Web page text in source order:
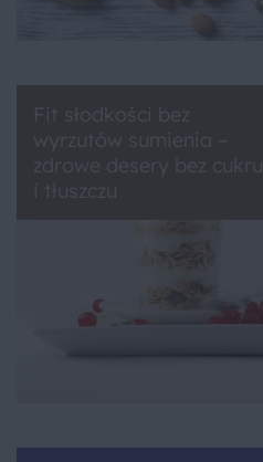
Fit słodkości bez
wyrzutów sumienia –
zdrowe desery bez cukru
i tłuszczu